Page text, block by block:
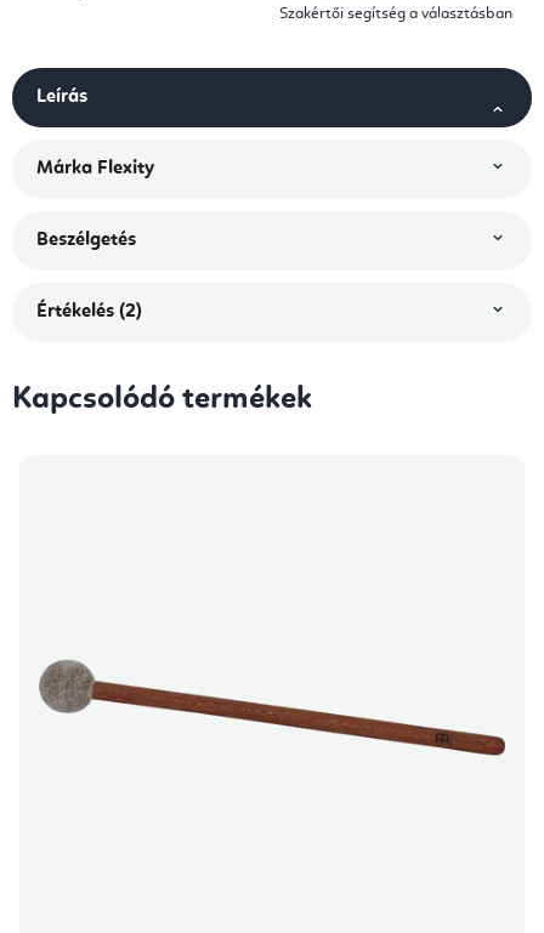
Szakértői segítség a választásban
Leírás
Márka Flexity
Beszélgetés
Értékelés (2)
Kapcsolódó termékek